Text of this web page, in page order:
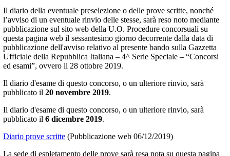
Il diario della eventuale preselezione o delle prove scritte, nonché
l’avviso di un eventuale rinvio delle stesse, sarà reso noto mediante
pubblicazione sul sito web della U.O. Procedure concorsuali su
questa pagina web il sessantesimo giorno decorrente dalla data di
pubblicazione dell'avviso relativo al presente bando sulla Gazzetta
Ufficiale della Repubblica Italiana – 4^ Serie Speciale – “Concorsi
ed esami”, ovvero il 28 ottobre 2019.
Il diario d'esame di questo concorso, o un ulteriore rinvio, sarà
pubblicato il 20 novembre 2019.
Il diario d'esame di questo concorso, o un ulteriore rinvio, sarà
pubblicato il 6 dicembre 2019.
Diario prove scritte (Pubblicazione web 06/12/2019)
La sede di espletamento delle prove sarà resa nota su questa pagina